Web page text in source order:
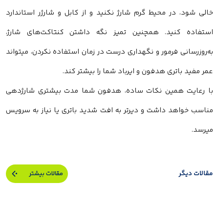
خالی شود، در محیط گرم شارژ نکنید و از کابل و شارژر استاندارد
استفاده کنید. همچنین تمیز نگه داشتن کنتاکت‌های شارژ،
به‌روزرسانی فرمور و نگهداری درست در زمان استفاده نکردن، میتواند
عمر مفید باتری هدفون و ایرباد شما را بیشتر کند.
با رعایت همین نکات ساده، هدفون شما مدت بیشتری شارژدهی
مناسب خواهد داشت و دیرتر به افت شدید باتری یا نیاز به سرویس
میرسد.
مقالات دیگر مقالات بیشتر